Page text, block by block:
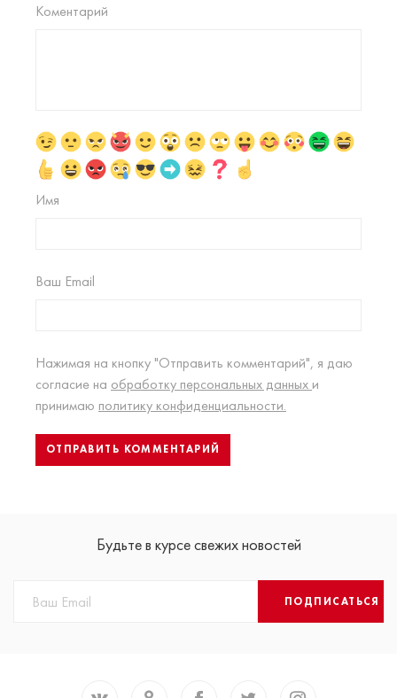
Коментарий
Имя
Ваш Email
Нажимая на кнопку "Отправить комментарий", я даю
согласие на обработку персональных данных и
принимаю политику конфиденциальности.
Будьте в курсе свежих новостей
ПОДПИСАТЬСЯ